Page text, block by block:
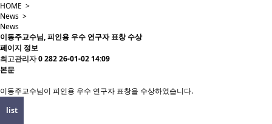
HOME >
News >
News
이동주교수님, 피인용 우수 연구자 표창 수상
페이지 정보
최고관리자028226-01-02 14:09
본문
이동주교수님이 피인용 우수 연구자 표창을 수상하였습니다.
list